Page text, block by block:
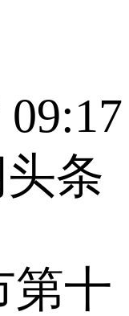
09:17
条
第十